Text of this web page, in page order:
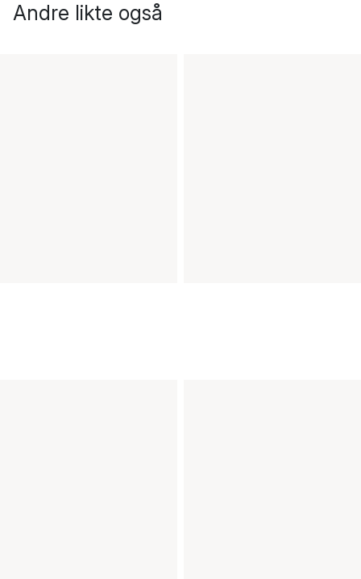
Andre likte også